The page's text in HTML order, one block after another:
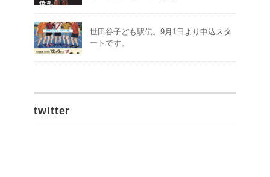
世田谷子ども駅伝。9月1日より申込スタ
ートです。
twitter